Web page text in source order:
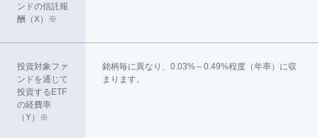
ンドの信託報
酬（X）※
投資対象ファ
ンドを通じて
投資するETF
の経費率
（Y）※
銘柄毎に異なり、0.03%～0.49%程度（年率）に収
まります。